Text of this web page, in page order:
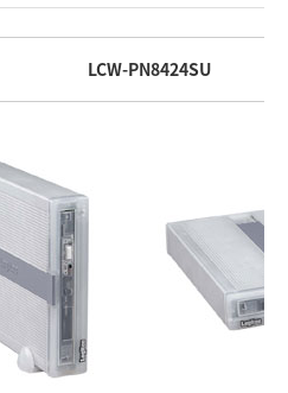
LCW-PN8424SU